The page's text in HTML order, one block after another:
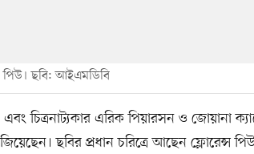
পিউ। ছবি: আইএমডিবি
চিত্রনাট্যকার এরিক পিয়ারসন ও জোয়ানা
ছবির প্রধান চরিত্রে আছেন ফ্লোরেন্স